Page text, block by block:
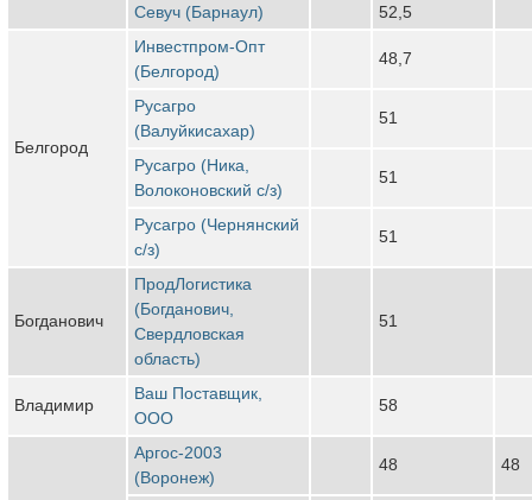
Севуч (Барнаул) 52,5
Белгород
Инвестпром-Опт
(Белгород)
48,7
Русагро
(Валуйкисахар)
51
Русагро (Ника,
Волоконовский с/з)
51
Русагро (Чернянский
с/з)
51
Богданович
ПродЛогистика
(Богданович,
Свердловская
область)
51
Владимир
Ваш Поставщик,
ООО
58
Аргос-2003
(Воронеж)
48 48